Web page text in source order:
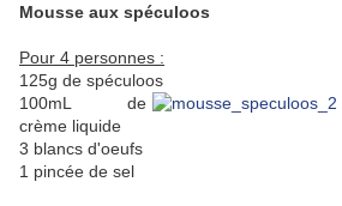
Mousse aux spéculoos
Pour 4 personnes :
125g de spéculoos
100mL de
crème liquide
3 blancs d'oeufs
1 pincée de sel